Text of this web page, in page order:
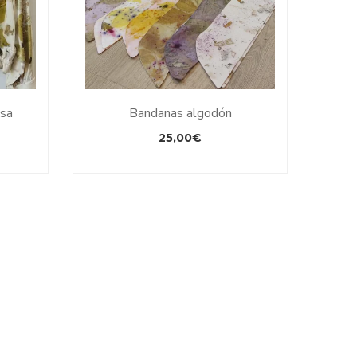
Bandanas algodón
25,00€